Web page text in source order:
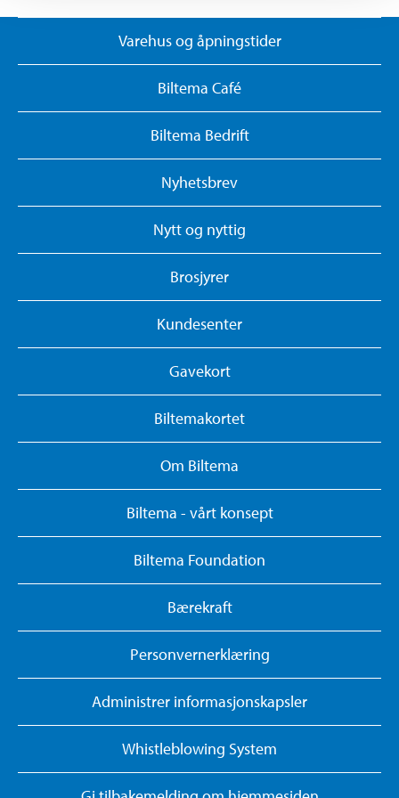
Varehus og åpningstider
Biltema Café
Biltema Bedrift
Nyhetsbrev
Nytt og nyttig
Brosjyrer
Kundesenter
Gavekort
Biltemakortet
Om Biltema
Biltema - vårt konsept
Biltema Foundation
Bærekraft
Personvernerklæring
Administrer informasjonskapsler
Whistleblowing System